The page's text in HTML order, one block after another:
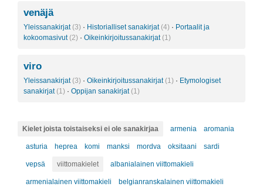
venäjä
Yleissanakirjat (3) · Historialliset sanakirjat (4) · Portaalit ja
kokoomasivut (2) · Oikeinkirjoitussanakirjat (1)
viro
Yleissanakirjat (3) · Oikeinkirjoitussanakirjat (1) · Etymologiset
sanakirjat (1) · Oppijan sanakirjat (1)
Kielet joista toistaiseksi ei ole sanakirjaa armenia aromania
asturia heprea komi manksi mordva oksitaani sardi
vepsä viittomakielet albanialainen viittomakieli
armenialainen viittomakieli belgianranskalainen viittomakieli